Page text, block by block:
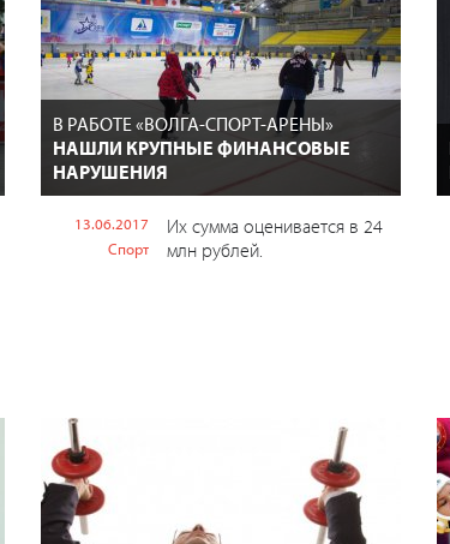
В РАБОТЕ «ВОЛГА-СПОРТ-АРЕНЫ»
НАШЛИ КРУПНЫЕ ФИНАНСОВЫЕ
НАРУШЕНИЯ
13.06.2017
Спорт
Их сумма оценивается в 24
млн рублей.